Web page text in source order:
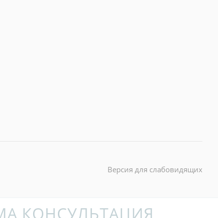
Версия для слабовидящих
КОНСУЛЬТАЦИЯ